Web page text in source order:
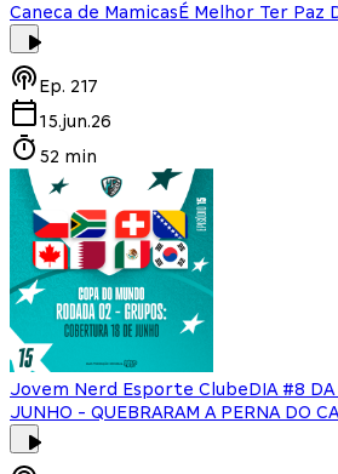
Caneca de MamicasÉ Melhor Ter Paz
Ep. 217
15.jun.26
52 min
Jovem Nerd Esporte ClubeDIA #8 DA
JUNHO - QUEBRARAM A PERNA DO